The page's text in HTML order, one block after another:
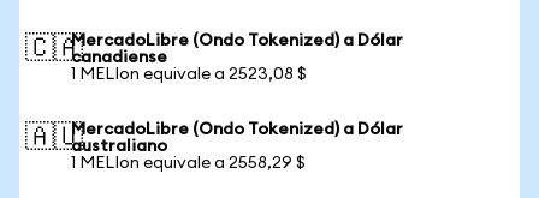
🇨🇦MercadoLibre (Ondo Tokenized) a Dólar
canadiense
1 MELIon equivale a 2523,08 $
🇦🇺MercadoLibre (Ondo Tokenized) a Dólar
australiano
1 MELIon equivale a 2558,29 $